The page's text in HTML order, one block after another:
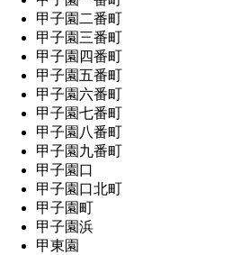
甲子園二番町
甲子園三番町
甲子園四番町
甲子園五番町
甲子園六番町
甲子園七番町
甲子園八番町
甲子園九番町
甲子園口
甲子園口北町
甲子園町
甲子園浜
甲東園